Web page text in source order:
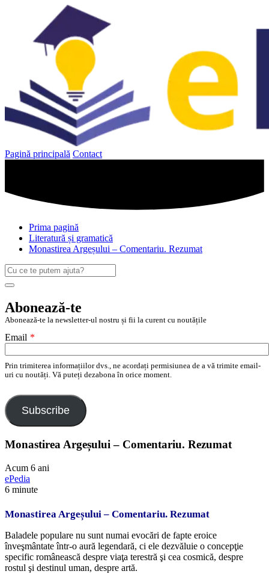
Pagină principală Contact
Prima pagină
Literatură și gramatică
Monastirea Argeșului – Comentariu. Rezumat
Caută
după:
Search
Abonează-te
Abonează-te la newsletter-ul nostru și fii la curent cu noutățile
Email *
Prin trimiterea informațiilor dvs., ne acordați permisiunea de a vă trimite email-
uri cu noutăți. Vă puteți dezabona în orice moment.
Subscribe
Monastirea Argeșului – Comentariu. Rezumat
Acum 6 ani
ePedia
6 minute
Monastirea Argeșului – Comentariu. Rezumat
Baladele populare nu sunt numai evocări de fapte eroice
înveşmântate într-o aură legendară, ci ele dezvăluie o concepţie
specific românească despre viaţa terestră şi cea cosmică, despre
rostul şi destinul uman, despre artă.